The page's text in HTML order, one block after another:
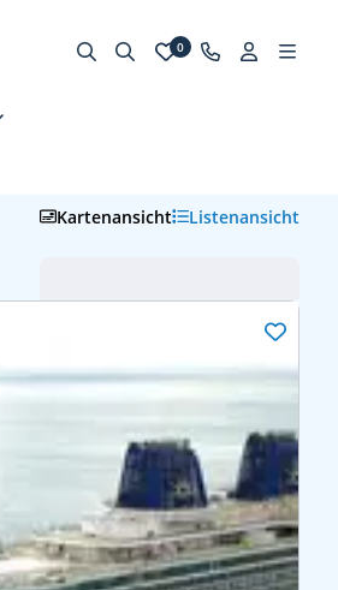
0
Kartenansicht Listenansicht